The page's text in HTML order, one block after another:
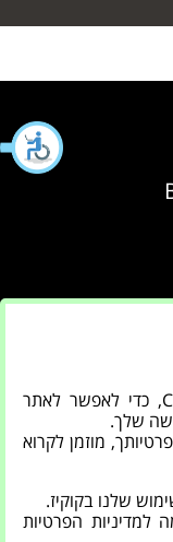
באתר זה אנו משתמשים בקבצי Cookies, כדי לאפשר לאתר
שלך.
מוזמן לקרוא
שלנו בקוקיז.
הפרטיות